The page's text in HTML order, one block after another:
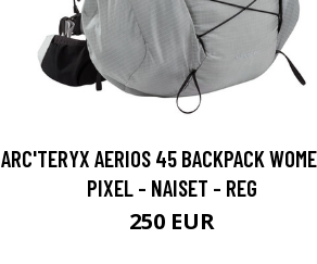
ARC'TERYX AERIOS 45 BACKPACK
PIXEL - NAISET - REG
250 EUR